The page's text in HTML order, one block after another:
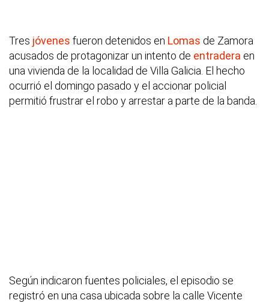
Tres jóvenes fueron detenidos en Lomas de Zamora
acusados de protagonizar un intento de entradera en
una vivienda de la localidad de Villa Galicia. El hecho
ocurrió el domingo pasado y el accionar policial
permitió frustrar el robo y arrestar a parte de la banda.
Según indicaron fuentes policiales, el episodio se
registró en una casa ubicada sobre la calle Vicente